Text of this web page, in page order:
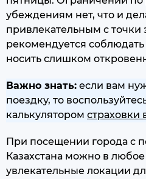
убеждениям нет, что и
привлекательным с точки
рекомендуется
носить слишком
Важно знать: если вам
поездку, то
калькулятором страховки
При посещении города с
Казахстана можно в
увлекательные локации